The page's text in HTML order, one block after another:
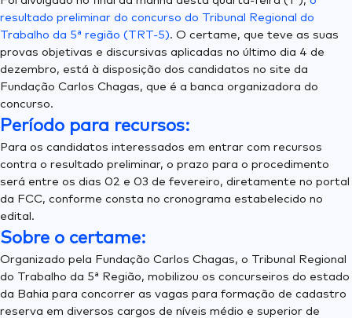
resultado preliminar do concurso do Tribunal Regional do
Trabalho da 5ª região (TRT-5). O certame, que teve as suas
provas objetivas e discursivas aplicadas no último dia 4 de
dezembro, está à disposição dos candidatos no site da
Fundação Carlos Chagas, que é a banca organizadora do
concurso.
Período para recursos:
Para os candidatos interessados em entrar com recursos
contra o resultado preliminar, o prazo para o procedimento
será entre os dias 02 e 03 de fevereiro, diretamente no portal
da FCC, conforme consta no cronograma estabelecido no
edital.
Sobre o certame:
Organizado pela Fundação Carlos Chagas, o Tribunal Regional
do Trabalho da 5ª Região, mobilizou os concurseiros do estado
da Bahia para concorrer as vagas para formação de cadastro
reserva em diversos cargos de níveis médio e superior de